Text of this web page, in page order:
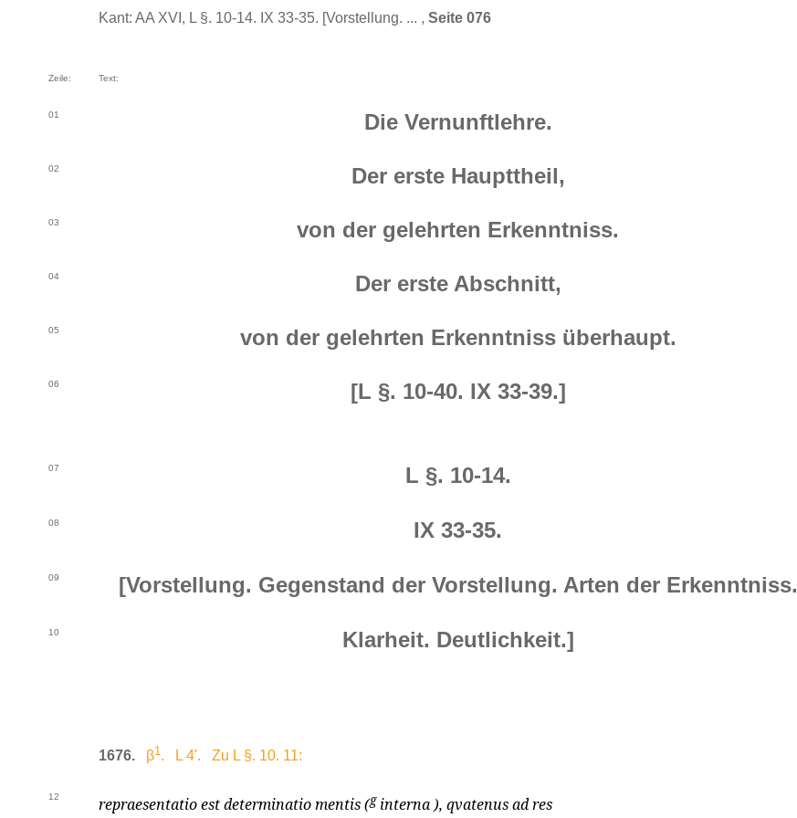
Kant: AA XVI, L §. 10-14. IX 33-35. [Vorstellung. ... , Seite 076
Zeile: Text:
01 Die Vernunftlehre.
02 Der erste Haupttheil,
03 von der gelehrten Erkenntniss.
04 Der erste Abschnitt,
05 von der gelehrten Erkenntniss überhaupt.
06 [L §. 10-40. IX 33-39.]
07 L §. 10-14.
08 IX 33-35.
09 [Vorstellung. Gegenstand der Vorstellung. Arten der Erkenntniss.
10 Klarheit. Deutlichkeit.]
1676. β1. L 4'. Zu L §. 10. 11:
12 repraesentatio est determinatio mentis (ginterna ), qvatenus ad res